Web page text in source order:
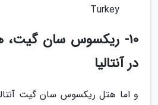
Turkey
10- ریکسوس سان گیت،
در آنتالیا